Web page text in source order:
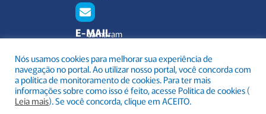
E-MAIL
camaram
barbacen
a.mg.gov.
br
Nós usamos cookies para melhorar sua experiência de
navegação no portal. Ao utilizar nosso portal, você concorda com
a política de monitoramento de cookies. Para ter mais
informações sobre como isso é feito, acesse Política de cookies (
Leia mais). Se você concorda, clique em ACEITO.